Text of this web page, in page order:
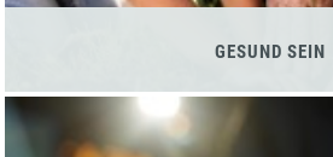
GESUND SEIN